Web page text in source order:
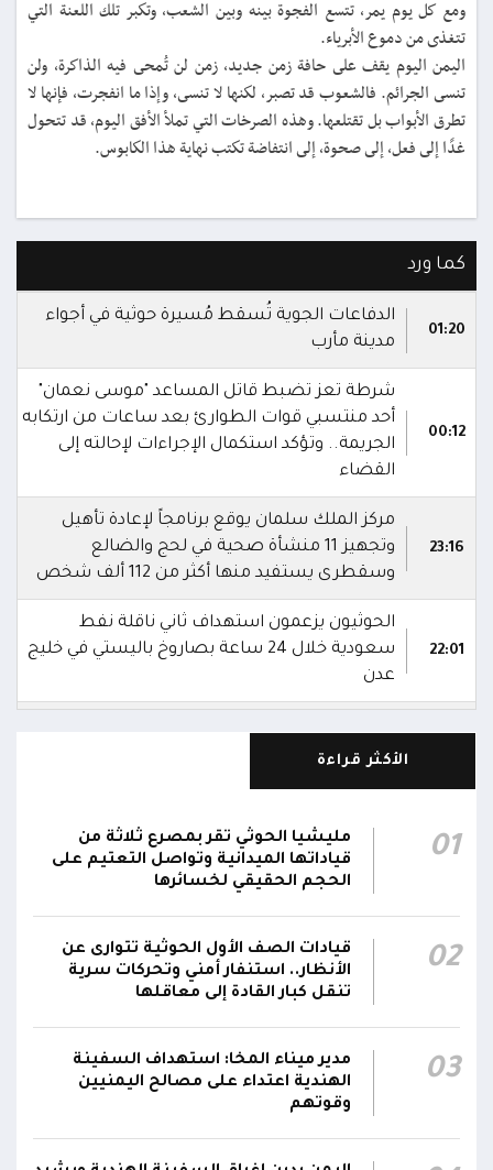
ومع كل يوم يمر، تتسع الفجوة بينه وبين الشعب، وتكبر تلك اللعنة التي
تتغذى من دموع الأبرياء.
اليمن اليوم يقف على حافة زمن جديد، زمن لن تُمحى فيه الذاكرة، ولن
تنسى الجرائم. فالشعوب قد تصبر، لكنها لا تنسى، وإذا ما انفجرت، فإنها لا
تطرق الأبواب بل تقتلعها. وهذه الصرخات التي تملأ الأفق اليوم، قد تتحول
غدًا إلى فعل، إلى صحوة، إلى انتفاضة تكتب نهاية هذا الكابوس.
كما ورد
01:20
الدفاعات الجوية تُسقط مُسيرة حوثية في أجواء
مدينة مأرب
00:12
شرطة تعز تضبط قاتل المساعد "موسى نعمان"
أحد منتسبي قوات الطوارئ بعد ساعات من ارتكابه
الجريمة.. وتؤكد استكمال الإجراءات لإحالته إلى
القضاء
23:16
مركز الملك سلمان يوقع برنامجاً لإعادة تأهيل
وتجهيز 11 منشأة صحية في لحج والضالع
وسقطرى يستفيد منها أكثر من 112 ألف شخص
22:01
الحوثيون يزعمون استهداف ثاني ناقلة نفط
سعودية خلال 24 ساعة بصاروخ باليستي في خليج
عدن
الانتهاء وإمدادات الغاز ستعود تدريجياً لتغطية
رئيس مجلس القيادة يُصدر قراراً بتعيين يحيى
محمد كزمان وكيلاً لقطاع الأمن الداخلي، وأحمد
سعد السقطري وكيلاً لقطاع الأمن الخارجي؛ في
رئيس مجلس القيادة يعين اللواء الركن طيار
عبدالعزيز سعيد المحيا قائداً للقوات الجوية والدفاع
الجوي.. ويُعين العميد ناشر منصور باجري رئيساً
قرارات رئاسية بتعيين أحمد سعيد بن بريك وراشد
ناصر الجند مستشارين لرئيس مجلس القيادة
الرئاسي وترقيتهما إلى رتبة فريق
الأكثر قراءة
01
مليشيا الحوثي تقر بمصرع ثلاثة من
قياداتها الميدانية وتواصل التعتيم على
الحجم الحقيقي لخسائرها
02
قيادات الصف الأول الحوثية تتوارى عن
الأنظار.. استنفار أمني وتحركات سرية
تنقل كبار القادة إلى معاقلها
03
مدير ميناء المخا: استهداف السفينة
الهندية اعتداء على مصالح اليمنيين
وقوتهم